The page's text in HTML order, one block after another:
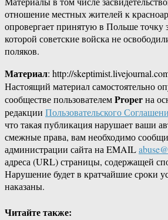
отношение местных жителей к
опровергает принятую в Польше точку
которой советские войска не
поляков.
Материал: http://
Настоящий материал самостоятельно
сообществе пользователемProperна
редакции Пользовательского
что такая публикация нарушает ваши
смежные права, вам необходимо
администрации сайта на EMAIL
адреса (URL) страницы, содержащей
Нарушение будет в кратчайшие сроки
наказаны.
Читайте также: